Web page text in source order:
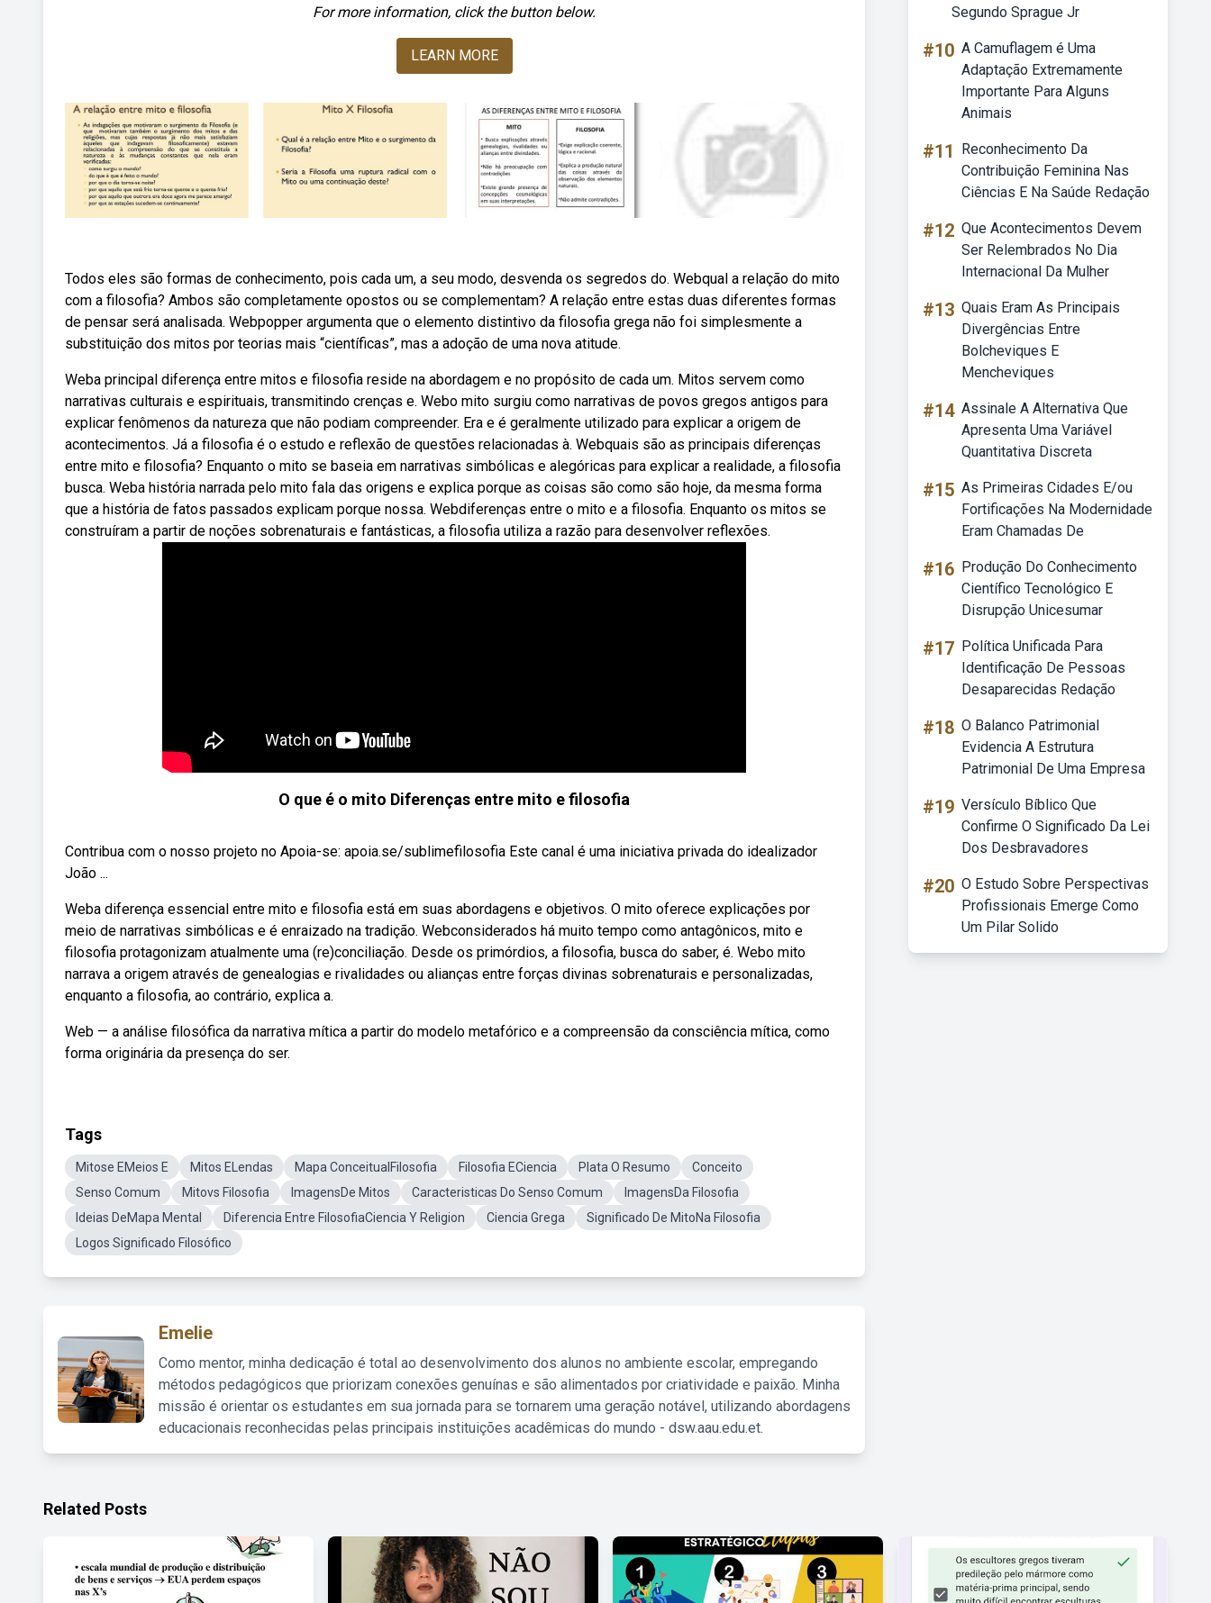
For more information, click the button below.
LEARN MORE
Todos eles são formas de conhecimento, pois cada um, a seu modo, desvenda os segredos do. Webqual a relação do mito
com a filosofia? Ambos são completamente opostos ou se complementam? A relação entre estas duas diferentes formas
de pensar será analisada. Webpopper argumenta que o elemento distintivo da filosofia grega não foi simplesmente a
substituição dos mitos por teorias mais “científicas”, mas a adoção de uma nova atitude.
Weba principal diferença entre mitos e filosofia reside na abordagem e no propósito de cada um. Mitos servem como
narrativas culturais e espirituais, transmitindo crenças e. Webo mito surgiu como narrativas de povos gregos antigos para
explicar fenômenos da natureza que não podiam compreender. Era e é geralmente utilizado para explicar a origem de
acontecimentos. Já a filosofia é o estudo e reflexão de questões relacionadas à. Webquais são as principais diferenças
entre mito e filosofia? Enquanto o mito se baseia em narrativas simbólicas e alegóricas para explicar a realidade, a filosofia
busca. Weba história narrada pelo mito fala das origens e explica porque as coisas são como são hoje, da mesma forma
que a história de fatos passados explicam porque nossa. Webdiferenças entre o mito e a filosofia. Enquanto os mitos se
construíram a partir de noções sobrenaturais e fantásticas, a filosofia utiliza a razão para desenvolver reflexões.
O que é o mito Diferenças entre mito e filosofia
Contribua com o nosso projeto no Apoia-se: apoia.se/sublimefilosofia Este canal é uma iniciativa privada do idealizador
João ...
Weba diferença essencial entre mito e filosofia está em suas abordagens e objetivos. O mito oferece explicações por
meio de narrativas simbólicas e é enraizado na tradição. Webconsiderados há muito tempo como antagônicos, mito e
filosofia protagonizam atualmente uma (re)conciliação. Desde os primórdios, a filosofia, busca do saber, é. Webo mito
narrava a origem através de genealogias e rivalidades ou alianças entre forças divinas sobrenaturais e personalizadas,
enquanto a filosofia, ao contrário, explica a.
Web — a análise filosófica da narrativa mítica a partir do modelo metafórico e a compreensão da consciência mítica, como
forma originária da presença do ser.
Tags
Mitose EMeios E Mitos ELendas Mapa ConceitualFilosofia Filosofia ECiencia Plata O Resumo
Conceito
Senso Comum
Mitovs Filosofia ImagensDe Mitos Caracteristicas Do Senso Comum
ImagensDa Filosofia
Ideias DeMapa Mental
Diferencia Entre FilosofiaCiencia Y Religion Ciencia Grega
Significado De MitoNa Filosofia
Logos Significado Filosófico
Emelie
Como mentor, minha dedicação é total ao desenvolvimento dos alunos no ambiente escolar, empregando
métodos pedagógicos que priorizam conexões genuínas e são alimentados por criatividade e paixão. Minha
missão é orientar os estudantes em sua jornada para se tornarem uma geração notável, utilizando abordagens
educacionais reconhecidas pelas principais instituições acadêmicas do mundo - dsw.aau.edu.et.
Segundo Sprague Jr
#10 A Camuflagem é Uma
Adaptação Extremamente
Importante Para Alguns
Animais
#11
Reconhecimento Da
Contribuição Feminina Nas
Ciências E Na Saúde Redação
#12 Que Acontecimentos Devem
Ser Relembrados No Dia
Internacional Da Mulher
#13 Quais Eram As Principais
Divergências Entre
Bolcheviques E
Mencheviques
#14 Assinale A Alternativa Que
Apresenta Uma Variável
Quantitativa Discreta
#15 As Primeiras Cidades E/ou
Fortificações Na Modernidade
Eram Chamadas De
#16 Produção Do Conhecimento
Científico Tecnológico E
Disrupção Unicesumar
#17 Política Unificada Para
Identificação De Pessoas
Desaparecidas Redação
#18 O Balanco Patrimonial
Evidencia A Estrutura
Patrimonial De Uma Empresa
#19 Versículo Bíblico Que
Confirme O Significado Da Lei
Dos Desbravadores
#20 O Estudo Sobre Perspectivas
Profissionais Emerge Como
Um Pilar Solido
Related Posts